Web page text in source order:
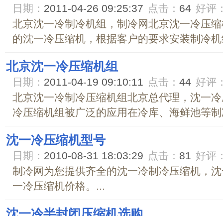
日期： 2011-04-26 09:25:37 点击： 64 好评
北京沈一冷制冷机组，制冷网北京沈一冷压
的沈一冷压缩机，根据客户的要求安装制冷
北京沈一冷压缩机组
日期： 2011-04-19 09:10:11 点击： 44 好评
北京沈一冷制冷压缩机组北京总代理，沈一
冷压缩机组被广泛的应用在冷库、海鲜池等
沈一冷压缩机型号
日期： 2010-08-31 18:03:29 点击： 81 好评
制冷网为您提供齐全的沈一冷制冷压缩机，
一冷压缩机价格。...